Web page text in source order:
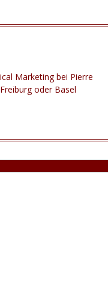
Marketing bei Pierre
oder Basel